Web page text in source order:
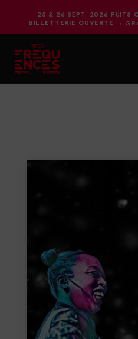
25 & 26 SEPT. 2026 · PUITS
BILLETTERIE OUVERTE → ·